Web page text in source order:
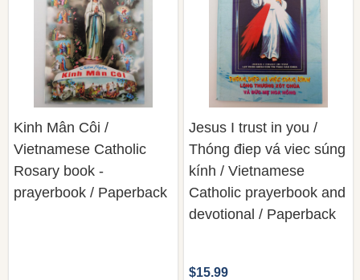
Kinh Mân Côi /
Vietnamese Catholic
Rosary book -
prayerbook / Paperback
Jesus I trust in you /
Thóng điep vá viec súng
kính / Vietnamese
Catholic prayerbook and
devotional / Paperback
$15.99